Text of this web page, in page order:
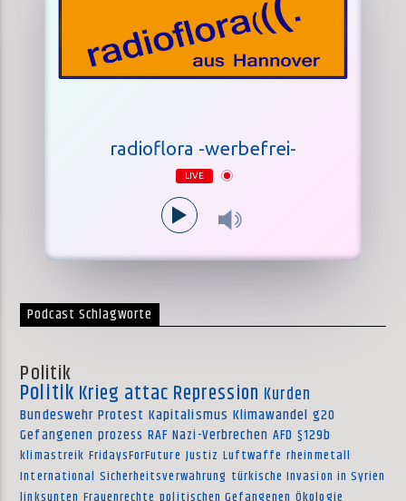
radioflora -werbefrei-
LIVE
Podcast Schlagworte
Politik
Politik Krieg attac Repression Kurden
Bundeswehr Protest Kapitalismus Klimawandel g20
Gefangenen prozess RAF Nazi-Verbrechen AFD §129b
klimastreik FridaysForFuture Justiz Luftwaffe rheinmetall
International Sicherheitsverwahrung türkische Invasion in Syrien